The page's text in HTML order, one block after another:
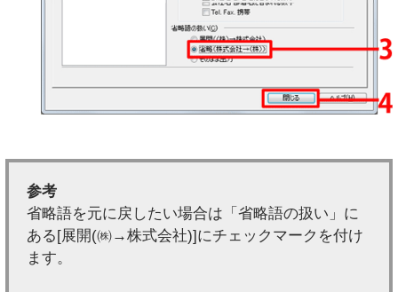
参考
省略語を元に戻したい場合は「省略語の扱い」に
ある[展開(㈱→株式会社)]にチェックマークを付け
ます。